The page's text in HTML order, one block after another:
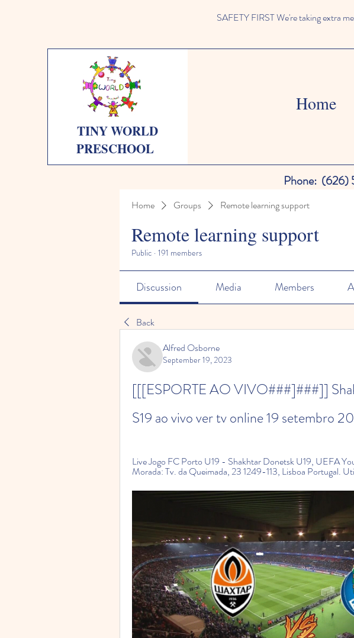
SAFETY FIRST We're taking extra
TINY WORLD
PRESCHOOL
Home
Phone: (626)
Home Groups Remote learning support
Remote learning support
Public · 191 members
Discussion Media Members
Back
Alfred Osborne
September 19, 2023
[[[ESPORTE AO VIVO###]###]]
S19 ao vivo ver tv online 19 setembro
Live Jogo FC Porto U19 - Shakhtar Donetsk U19, UEFA
Morada: Tv. da Queimada, 23 1249-113, Lisboa Portugal.